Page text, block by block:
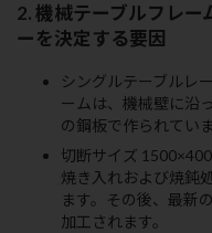
2. 機械テーブルフレー
ーを決定する要因
シングルテーブルレ
ームは、機械壁に沿
の鋼板で作られていま
切断サイズ
焼き入れおよび焼鈍
ます。その後、最新
加工されます。